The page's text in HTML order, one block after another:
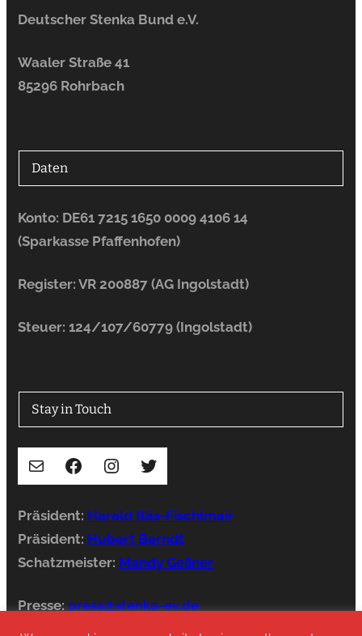
Deutscher Stenka Bund e.V.
Waaler Straße 41
85296 Rohrbach
Daten
Konto: DE61 7215 1650 0009 4106 14
(Sparkasse Pfaffenhofen)
Register: VR 200887 (AG Ingolstadt)
Steuer: 124/107/60779 (Ingolstadt)
Stay in Touch
E-Mail Facebook Instagram Twitter
Präsident: Harald Bäs-Fischlmair
Präsident: Hubert Berndt
Schatzmeister: Mandy Geßner
Presse: press@stenka-ev.de